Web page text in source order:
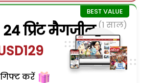
प्रिंट मैगजीन (1 साल)
करें